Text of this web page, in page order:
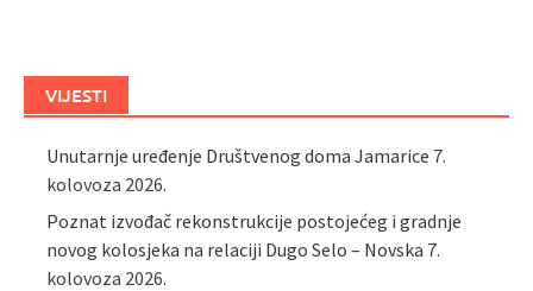
VIJESTI
Unutarnje uređenje Društvenog doma Jamarice 7.
kolovoza 2026.
Poznat izvođač rekonstrukcije postojećeg i gradnje
novog kolosjeka na relaciji Dugo Selo – Novska 7.
kolovoza 2026.